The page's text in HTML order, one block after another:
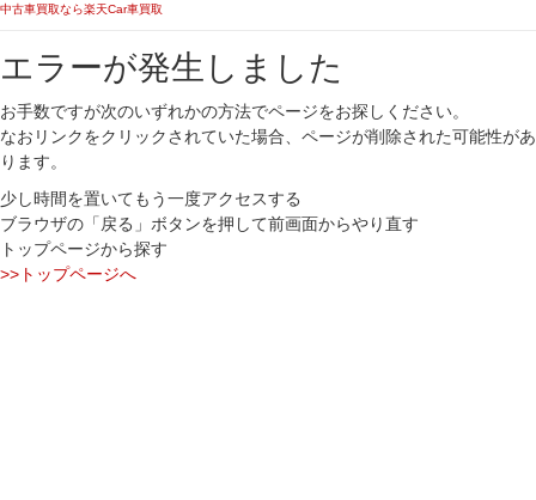
中古車買取なら楽天Car車買取
エラーが発生しました
お手数ですが次のいずれかの方法でページをお探しください。
なおリンクをクリックされていた場合、ページが削除された可能性があ
ります。
少し時間を置いてもう一度アクセスする
ブラウザの「戻る」ボタンを押して前画面からやり直す
トップページから探す
>>トップページへ